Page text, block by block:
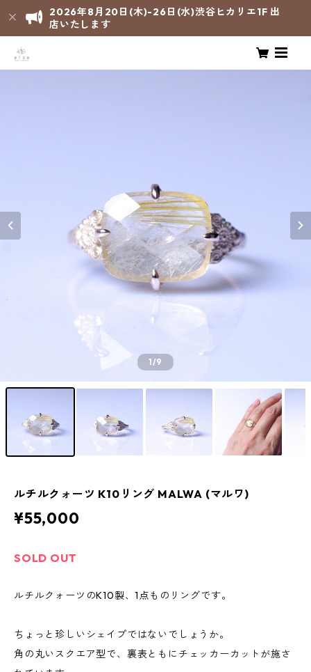
2026年8月20日(木)-26日(水)渋谷ヒカリエ1F 出
店いたします
1/9
ルチルクォーツ K10リング MALWA (マルワ)
¥55,000
SOLD OUT
ルチルクォーツのK10製、1点ものリングです。
ちょっと珍しいシェイプではないでしょうか。
角の丸いスクエア型で、裏表ともにチェッカーカットが施さ